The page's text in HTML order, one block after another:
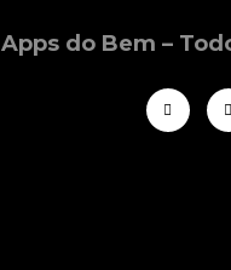
Apps do Bem –